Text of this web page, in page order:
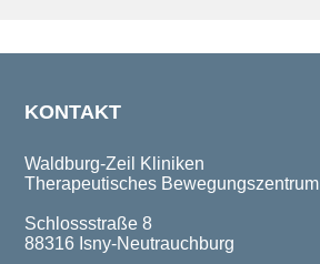
KONTAKT
Waldburg-Zeil Kliniken
Therapeutisches Bewegungszentrum
Schlossstraße 8
88316 Isny-Neutrauchburg